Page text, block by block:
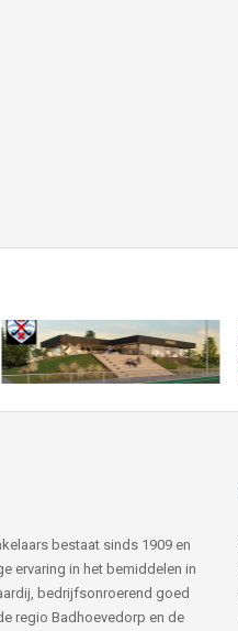
bestaat sinds 1909 en
ervaring in het bemiddelen in
bedrijfsonroerend goed
regio Badhoevedorp en de